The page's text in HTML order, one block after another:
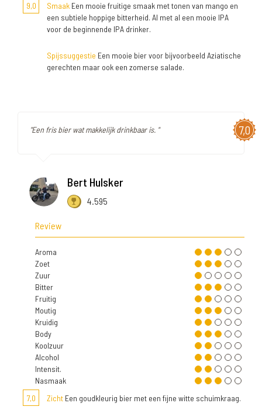
9,0 Smaak Een mooie fruitige smaak met tonen van mango en
een subtiele hoppige bitterheid. Al met al een mooie IPA
voor de beginnende IPA drinker.
Spijssuggestie Een mooie bier voor bijvoorbeeld Aziatische
gerechten maar ook een zomerse salade.
7,0
"Een fris bier wat makkelijk drinkbaar is. "
Bert Hulsker
4.595
Review
Aroma
Zoet
Zuur
Bitter
Fruitig
Moutig
Kruidig
Body
Koolzuur
Alcohol
Intensit.
Nasmaak
7,0
Zicht Een goudkleurig bier met een fijne witte schuimkraag.